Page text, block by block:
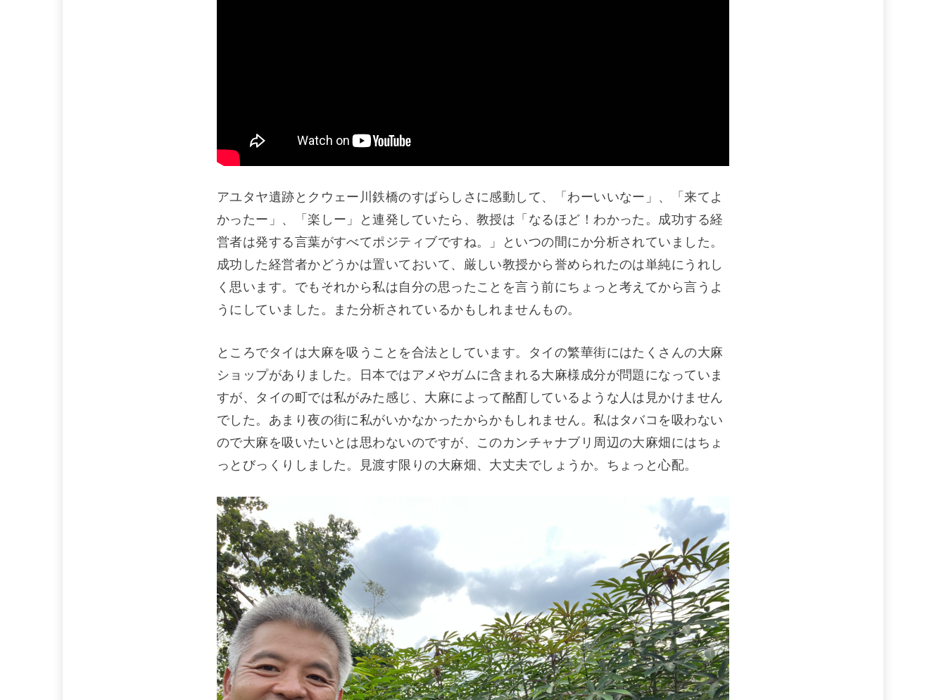
アユタヤ遺跡とクウェー川鉄橋のすばらしさに感動して、「わーいいなー」、「来てよ
かったー」、「楽しー」と連発していたら、教授は「なるほど！わかった。成功する経
営者は発する言葉がすべてポジティブですね。」といつの間にか分析されていました。
成功した経営者かどうかは置いておいて、厳しい教授から誉められたのは単純にうれし
く思います。でもそれから私は自分の思ったことを言う前にちょっと考えてから言うよ
うにしていました。また分析されているかもしれませんもの。
ところでタイは大麻を吸うことを合法としています。タイの繁華街にはたくさんの大麻
ショップがありました。日本ではアメやガムに含まれる大麻様成分が問題になっていま
すが、タイの町では私がみた感じ、大麻によって酩酊しているような人は見かけません
でした。あまり夜の街に私がいかなかったからかもしれません。私はタバコを吸わない
ので大麻を吸いたいとは思わないのですが、このカンチャナブリ周辺の大麻畑にはちょ
っとびっくりしました。見渡す限りの大麻畑、大丈夫でしょうか。ちょっと心配。